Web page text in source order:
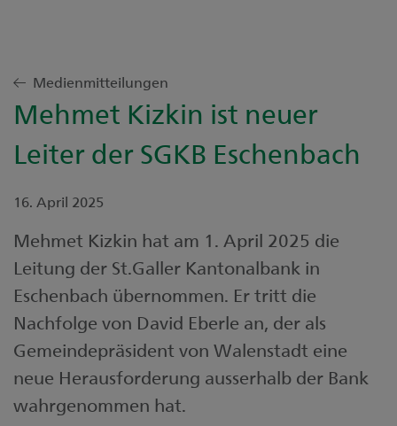
Medienmitteilungen
Mehmet Kizkin ist neuer
Leiter der SGKB Eschenbach
16. April 2025
Mehmet Kizkin hat am 1. April 2025 die
Leitung der St.Galler Kantonalbank in
Eschenbach übernommen. Er tritt die
Nachfolge von David Eberle an, der als
Gemeindepräsident von Walenstadt eine
neue Herausforderung ausserhalb der Bank
wahrgenommen hat.